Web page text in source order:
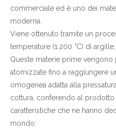
commerciale ed è uno dei
moderna.
Viene ottenuto tramite un
temperature (1.200 °C) di
Queste materie prime
atomizzate fino a raggiungere
omogenea adatta alla
cottura, conferendo al prodotto
caratteristiche che ne hanno
mondo: